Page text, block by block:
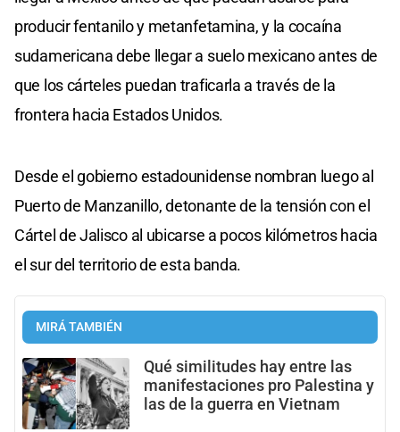
producir fentanilo y metanfetamina, y la cocaína
sudamericana debe llegar a suelo mexicano antes de
que los cárteles puedan traficarla a través de la
frontera hacia Estados Unidos.
Desde el gobierno estadounidense nombran luego al
Puerto de Manzanillo, detonante de la tensión con el
Cártel de Jalisco al ubicarse a pocos kilómetros hacia
el sur del territorio de esta banda.
MIRÁ TAMBIÉN
Qué similitudes hay entre las
manifestaciones pro Palestina y
las de la guerra en Vietnam